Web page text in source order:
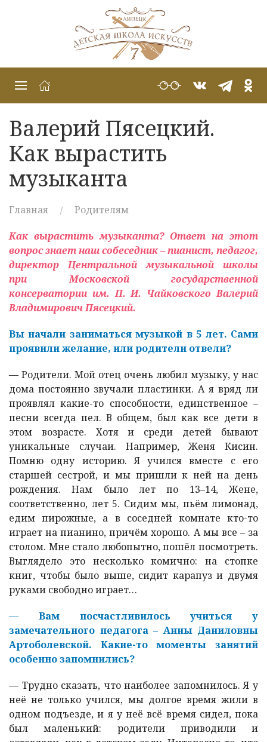
Валерий Пясецкий.
Как вырастить
музыканта
Главная
Родителям
Как вырастить музыканта? Ответ на этот
вопрос знает наш собеседник – пианист, педагог,
директор Центральной музыкальной школы
при Московской государственной
консерватории им. П. И. Чайковского Валерий
Владимирович Пясецкий.
Вы начали заниматься музыкой в 5 лет. Сами
проявили желание, или родители отвели?
— Родители. Мой отец очень любил музыку, у нас
дома постоянно звучали пластинки. А я вряд ли
проявлял какие-то способности, единственное –
песни всегда пел. В общем, был как все дети в
этом возрасте. Хотя и среди детей бывают
уникальные случаи. Например, Женя Кисин.
Помню одну историю. Я учился вместе с его
старшей сестрой, и мы пришли к ней на день
рождения. Нам было лет по 13–14, Жене,
соответственно, лет 5. Сидим мы, пьём лимонад,
едим пирожные, а в соседней комнате кто-то
играет на пианино, причём хорошо. А мы все – за
столом. Мне стало любопытно, пошёл посмотреть.
Выглядело это несколько комично: на стопке
книг, чтобы было выше, сидит карапуз и двумя
руками свободно играет…
— Вам посчастливилось учиться у
замечательного педагога – Анны Даниловны
Артоболевской. Какие-то моменты занятий
особенно запомнились?
— Трудно сказать, что наиболее запомнилось. Я у
неё не только учился, мы долгое время жили в
одном подъезде, и я у неё всё время сидел, пока
был маленький: родители приводили и